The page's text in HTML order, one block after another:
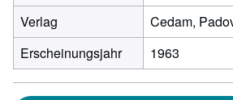
Verlag
Cedam,
Erscheinungsjahr
1963